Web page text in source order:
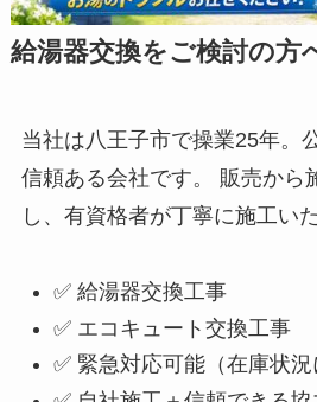
給湯器交換をご検討の方
当社は八王子市で操業25年。
信頼ある会社です。 販売から
し、有資格者が丁寧に施工い
✅ 給湯器交換工事
✅ エコキュート交換工事
✅ 緊急対応可能（在庫状況